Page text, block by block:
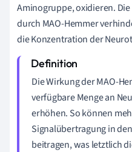
Aminogruppe, oxidieren.
durch MAO-Hemmer
die Konzentration der
Die Wirkung der MAO-
verfügbare Menge an
erhöhen. So können
Signalübertragung in
beitragen, was letztlich